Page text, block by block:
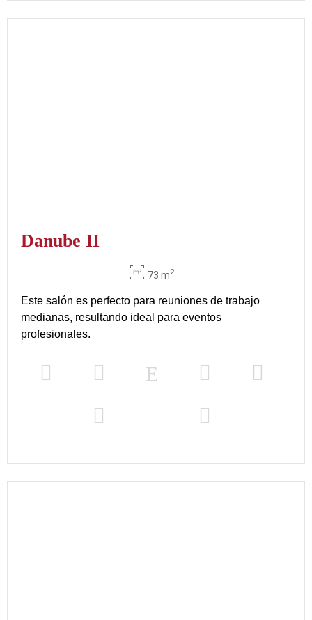
Danube II
73 m2
Este salón es perfecto para reuniones de trabajo
medianas, resultando ideal para eventos
profesionales.